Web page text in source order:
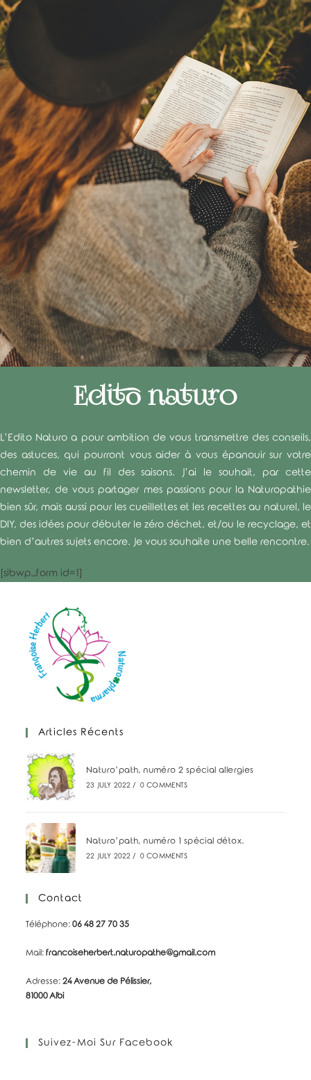
Edito naturo
L’Edito Naturo a pour ambition de vous transmettre des conseils,
des astuces, qui pourront vous aider à vous épanouir sur votre
chemin de vie au fil des saisons. J’ai le souhait, par cette
newsletter, de vous partager mes passions pour la Naturopathie
bien sûr, mais aussi pour les cueillettes et les recettes au naturel, le
DIY, des idées pour débuter le zéro déchet, et/ou le recyclage, et
bien d’autres sujets encore. Je vous souhaite une belle rencontre.
[sibwp_form id=1]
Articles Récents
Naturo’path, numéro 2 spécial allergies
23 JULY 2022 / 0 COMMENTS
Naturo’path, numéro 1 spécial détox.
22 JULY 2022 / 0 COMMENTS
Contact
Téléphone:06 48 27 70 35
Mail:francoiseherbert.naturopathe@gmail.com
Adresse:24 Avenue de Pélissier,
81000 Albi
Suivez-Moi Sur Facebook